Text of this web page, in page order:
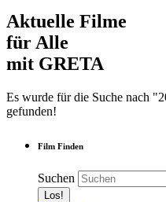
Aktuelle Filme
für Alle
mit GRETA
Es wurde für die Suche nach
gefunden!
Film Finden
Suchen